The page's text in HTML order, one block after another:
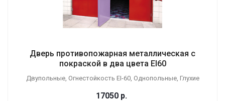
Дверь противопожарная металлическая с
покраской в два цвета EI60
Двупольные, Огнестойкость EI-60, Однопольные, Глухие
17050 р.